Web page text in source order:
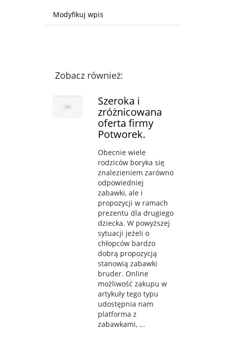
Modyfikuj wpis
Zobacz również:
Szeroka i
zróżnicowana
oferta firmy
Potworek.
Obecnie wiele
rodziców boryka się
znalezieniem zarówno
odpowiedniej
zabawki, ale i
propozycji w ramach
prezentu dla drugiego
dziecka. W powyższej
sytuacji jeżeli o
chłopców bardzo
dobrą propozycją
stanowią zabawki
bruder. Online
możliwość zakupu w
artykuły tego typu
udostępnia nam
platforma z
zabawkami, ...